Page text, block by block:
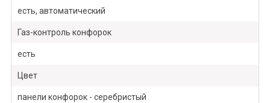
есть, автоматический
Газ-контроль конфорок
есть
Цвет
панели конфорок - серебристый